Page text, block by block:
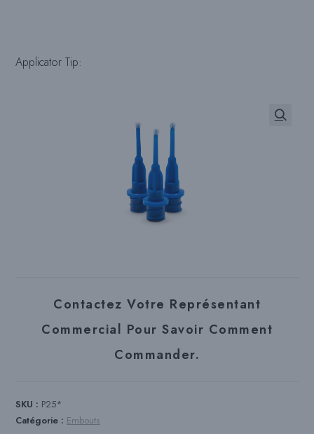
Applicator Tip:
Contactez Votre Représentant
Commercial Pour Savoir Comment
Commander.
SKU : P25*
Catégorie : Embouts